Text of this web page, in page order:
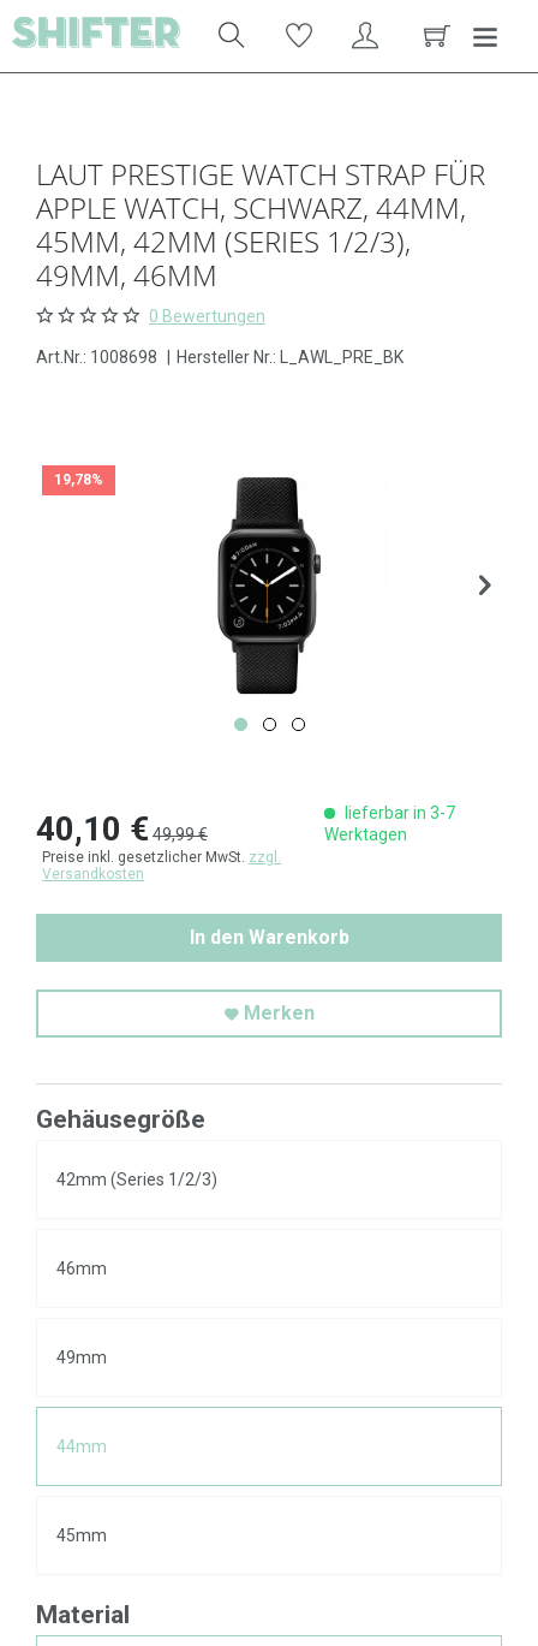
LAUT PRESTIGE WATCH STRAP FÜR
APPLE WATCH, SCHWARZ, 44MM,
45MM, 42MM (SERIES 1/2/3),
49MM, 46MM
0 Bewertungen
Art.Nr.: 1008698 Hersteller Nr.: L_AWL_PRE_BK
19,78%
40,10 €49,99 €
Preise inkl. gesetzlicher MwSt. zzgl.
Versandkosten
lieferbar in 3-7
Werktagen
In den Warenkorb
Merken
Gehäusegröße
42mm (Series 1/2/3)
46mm
49mm
44mm
45mm
Material